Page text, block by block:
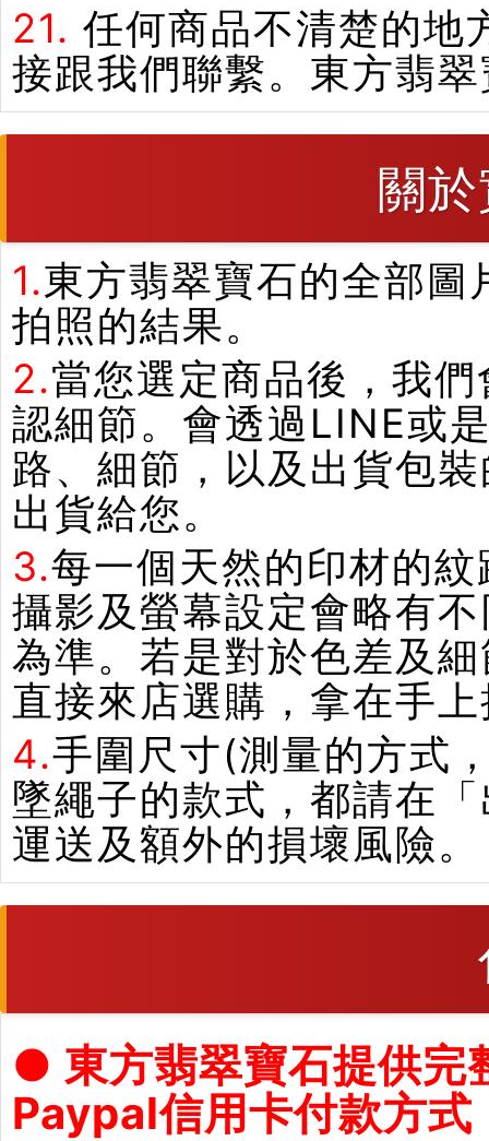
21. 任何商品不清楚的地
接跟我們聯繫。東方翡
關
1.東方翡翠寶石的全部
拍照的結果。
2.當您選定商品後，我
認細節。會透過LINE或
路、細節，以及出貨包
出貨給您。
3.每一個天然的印材的
攝影及螢幕設定會略有
為準。若是對於色差及
直接來店選購，拿在手
4.手圍尺寸(測量的方式
墜繩子的款式，都請在
運送及額外的損壞風險。
● 東方翡翠寶石提供完
Paypal信用卡付款方式